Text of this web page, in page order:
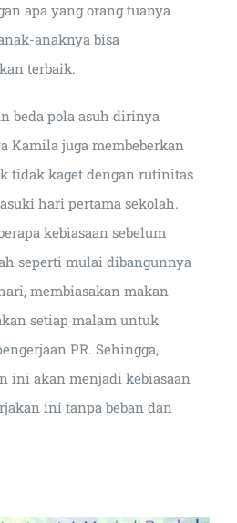
apa yang orang tuanya
anaknya bisa
terbaik.
beda pola asuh dirinya
Kamila juga membeberkan
tidak kaget dengan rutinitas
hari pertama sekolah.
kebiasaan sebelum
seperti mulai dibangunnya
membiasakan makan
setiap malam untuk
PR. Sehingga,
ini akan menjadi kebiasaan
ini tanpa beban dan